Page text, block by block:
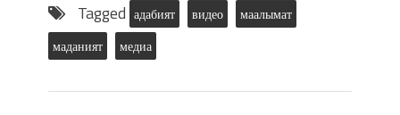
Tagged адабият видео
маалымат
маданият
медиа